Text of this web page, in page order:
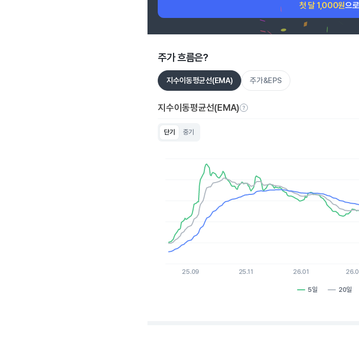
첫 달 1,000원으
주가 흐름은?
지수이동평균선(EMA) 주가&EPS
지수이동평균선(EMA)
단기 중기
View as data table, Chart
The chart has 1 X axis displaying Time. Data ranges
The chart has 1 Y axis displaying values. Data ranges from
5일 20일
25.09 25.11 26.01